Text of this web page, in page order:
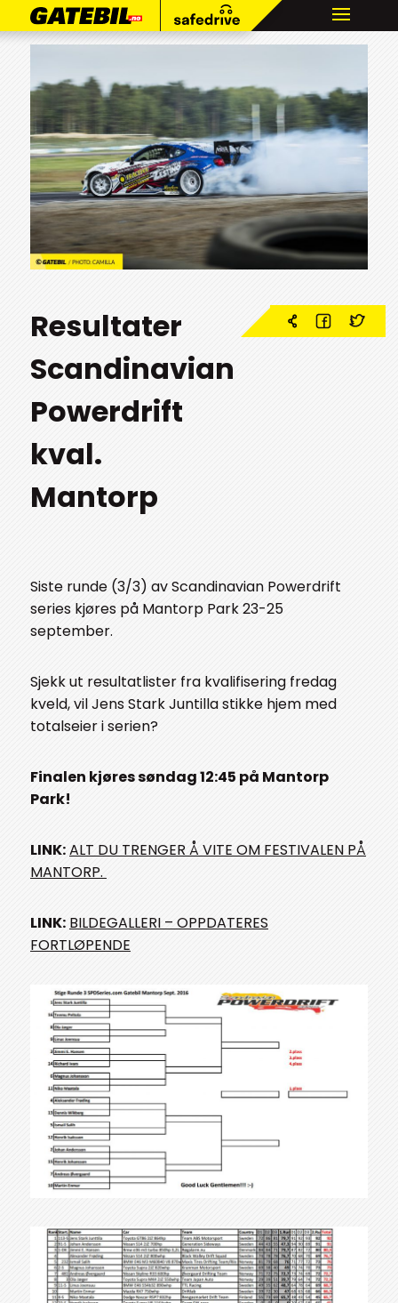
Resultater
Scandinavian
Powerdrift
kval.
Mantorp
Siste runde (3/3) av Scandinavian Powerdrift
series kjøres på Mantorp Park 23-25
september.
Sjekk ut resultatlister fra kvalifisering fredag
kveld, vil Jens Stark Juntilla stikke hjem med
totalseier i serien?
Finalen kjøres søndag 12:45 på Mantorp
Park!
LINK:ALT DU TRENGER Å VITE OM FESTIVALEN PÅ
MANTORP.
LINK: BILDEGALLERI – OPPDATERES
FORTLØPENDE